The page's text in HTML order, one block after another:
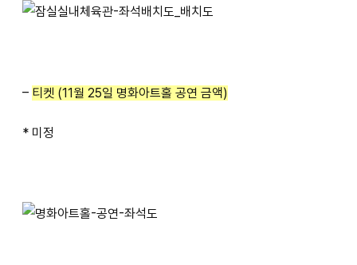
– 티켓 (11월 25일 명화아트홀 공연 금액)
* 미정